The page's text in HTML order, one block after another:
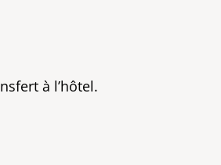
à l’hôtel.